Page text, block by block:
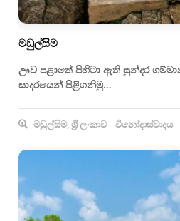
මඩුල්සිම
ඌව පළාතේ පිහිටා ඇති සුන්දර
සාදරයෙන් පිළිගනිමු…
මඩුල්සිම, ශ්‍රී ලංකාව විනෝදාස්වාදය